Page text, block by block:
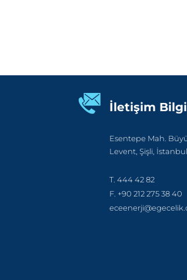
İletişim
Esentepe Mah.
Levent, Şişli, İstanbul
T. 444 42 82
F. +90 212 275 38 40